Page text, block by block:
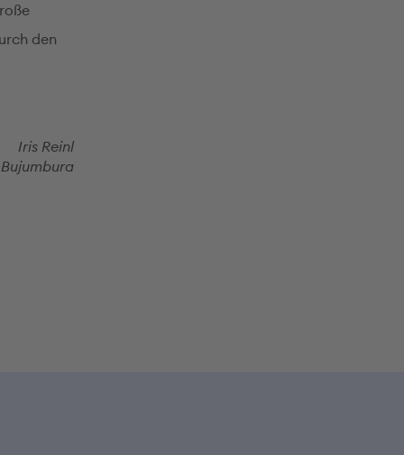
den
Iris Reinl